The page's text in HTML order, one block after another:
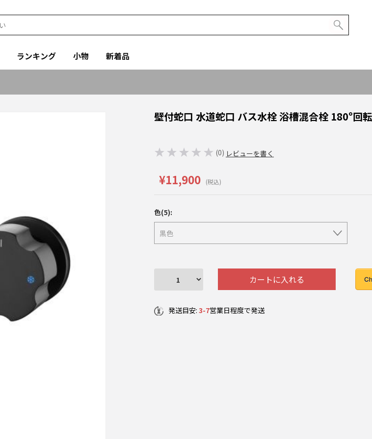
ランキング 小物 新着品
壁付蛇口 水道蛇口 バス水栓 浴槽混合栓 180°回
(0) レビューを書く
¥11,900 (税込)
色(5):
カートに入れる
発送目安: 3-7営業日程度で発送